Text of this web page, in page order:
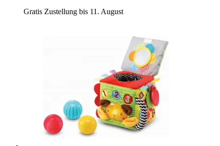
Gratis Zustellung bis 11. August